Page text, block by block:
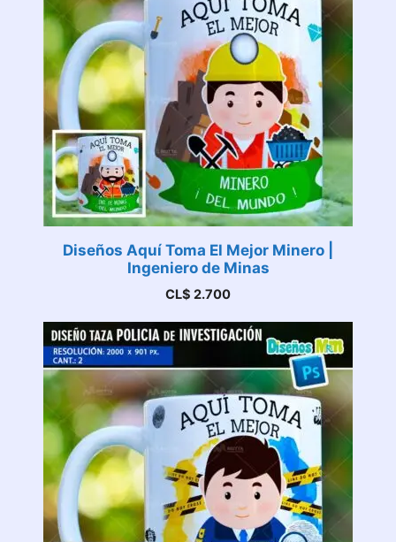
Diseños Aquí Toma El Mejor Minero |
Ingeniero de Minas
CL$ 2.700